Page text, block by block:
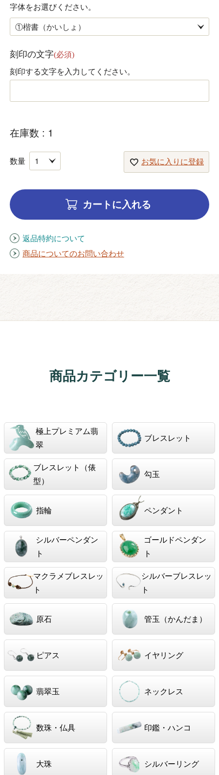
字体をお選びください。
刻印の文字(必須)
刻印する文字を入力してください。
在庫数 1
お気に入りに登録
カートに入れる
返品特約について
商品についてのお問い合わせ
商品カテゴリー一覧
極上プレミアム翡
翠
ブレスレット
ブレスレット（俵
型）
勾玉
指輪 ペンダント
シルバーペンダン
ト
ゴールドペンダン
ト
マクラメブレスレッ
ト
シルバーブレスレッ
ト
原石 管玉（かんだま）
ピアス イヤリング
翡翠玉 ネックレス
数珠・仏具 印鑑・ハンコ
大珠 シルバーリング